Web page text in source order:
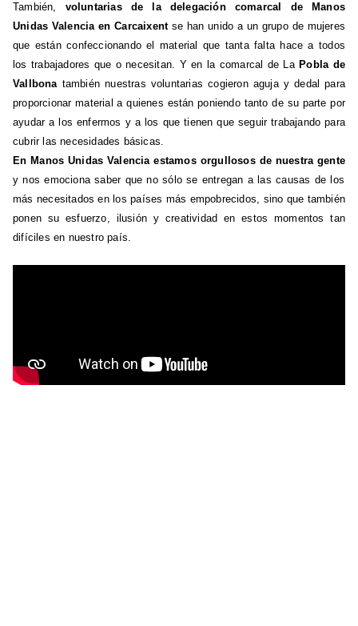
También, voluntarias de la delegación comarcal de Manos
Unidas Valencia en Carcaixentse han unido a un grupo de mujeres
que están confeccionando el material que tanta falta hace a todos
los trabajadores que o necesitan. Y en la comarcal de La Pobla de
Vallbonatambién nuestras voluntarias cogieron aguja y dedal para
proporcionar material a quienes están poniendo tanto de su parte por
ayudar a los enfermos y a los que tienen que seguir trabajando para
cubrir las necesidades básicas.
En Manos Unidas Valencia estamos orgullosos de nuestra gente
y nos emociona saber que no sólo se entregan a las causas de los
más necesitados en los países más empobrecidos, sino que también
ponen su esfuerzo, ilusión y creatividad en estos momentos tan
difíciles en nuestro país.